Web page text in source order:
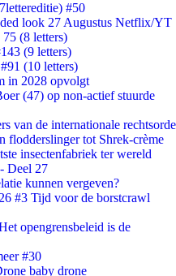
#50
look 27 Augustus Netflix/YT
75 (8 letters)
(9 letters)
(10 letters)
in 2028 opvolgt
(47) op non-actief stuurde
van de internationale rechtsorde
tot Shrek-crème
insectenfabriek ter wereld
Deel 27
kunnen vergeven?
#3 Tijd voor de borstcrawl
opengrensbeleid is de
#30
baby drone